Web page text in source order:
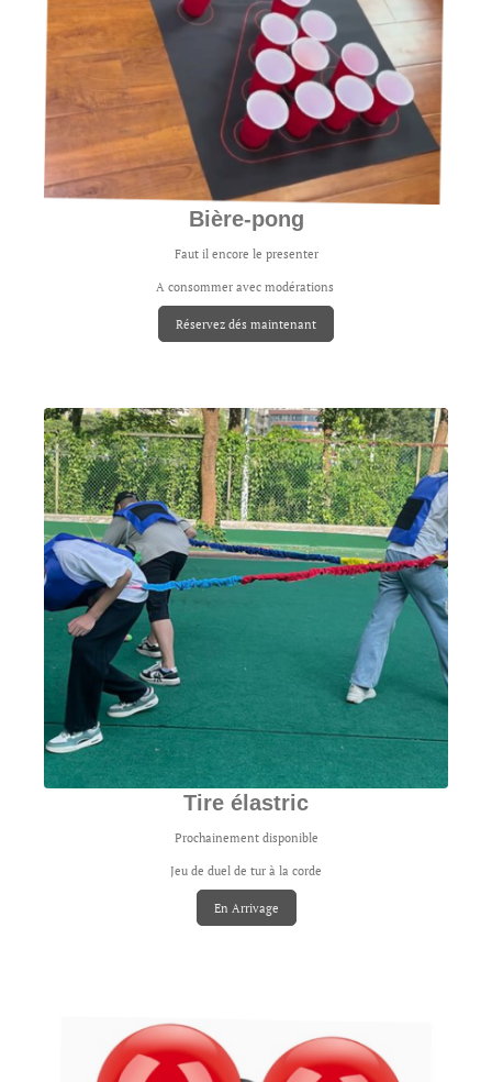
Bière-pong
Faut il encore le presenter
A consommer avec modérations
Réservez dés maintenant
Tire élastric
Prochainement disponible
Jeu de duel de tur à la corde
En Arrivage